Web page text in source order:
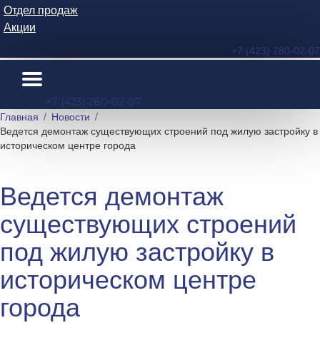
Отдел продаж
Акции
+7 (423) 280-02-07
+7 (423) 280-02-07
Главная
Новости
Ведется демонтаж существующих строений под жилую застройку в
историческом центре города
Ведется демонтаж
существующих строений
под жилую застройку в
историческом центре
города